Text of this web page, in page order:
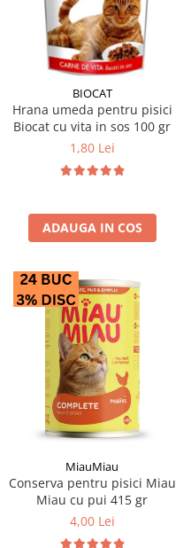
BIOCAT
Hrana umeda pentru pisici
Biocat cu vita in sos 100 gr
1,80 Lei
ADAUGA IN COS
MiauMiau
Conserva pentru pisici Miau
Miau cu pui 415 gr
4,00 Lei